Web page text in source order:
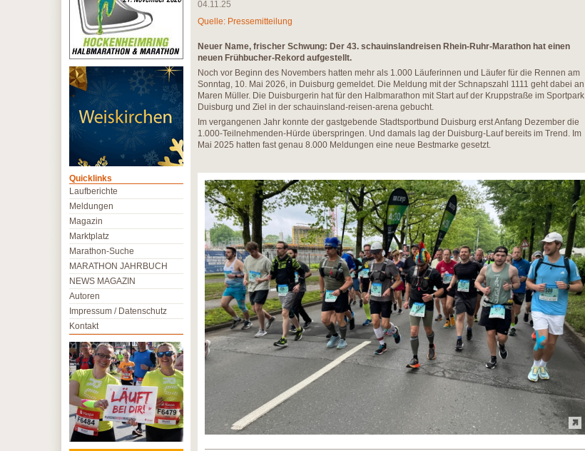
04.11.25
Quelle: Pressemitteilung
Neuer Name, frischer Schwung: Der 43. schauinslandreisen Rhein-Ruhr-Marathon hat einen
neuen Frühbucher-Rekord aufgestellt.
Noch vor Beginn des Novembers hatten mehr als 1.000 Läuferinnen und Läufer für die Rennen am
Sonntag, 10. Mai 2026, in Duisburg gemeldet. Die Meldung mit der Schnapszahl 1111 geht dabei an
Maren Müller. Die Duisburgerin hat für den Halbmarathon mit Start auf der Kruppstraße im Sportpark
Duisburg und Ziel in der schauinsland-reisen-arena gebucht.
Im vergangenen Jahr konnte der gastgebende Stadtsportbund Duisburg erst Anfang Dezember die
1.000-Teilnehmenden-Hürde überspringen. Und damals lag der Duisburg-Lauf bereits im Trend. Im
Mai 2025 hatten fast genau 8.000 Meldungen eine neue Bestmarke gesetzt.
Quicklinks
Laufberichte
Meldungen
Magazin
Marktplatz
Marathon-Suche
MARATHON JAHRBUCH
NEWS MAGAZIN
Autoren
Impressum / Datenschutz
Kontakt